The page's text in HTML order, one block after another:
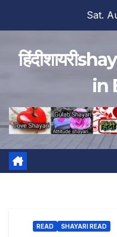
Sat.
in
READ SHAYARI READ